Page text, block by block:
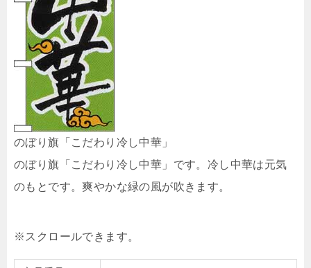
のぼり旗「こだわり冷し中華」
のぼり旗「こだわり冷し中華」です。冷し中華は元気
のもとです。爽やかな緑の風が吹きます。